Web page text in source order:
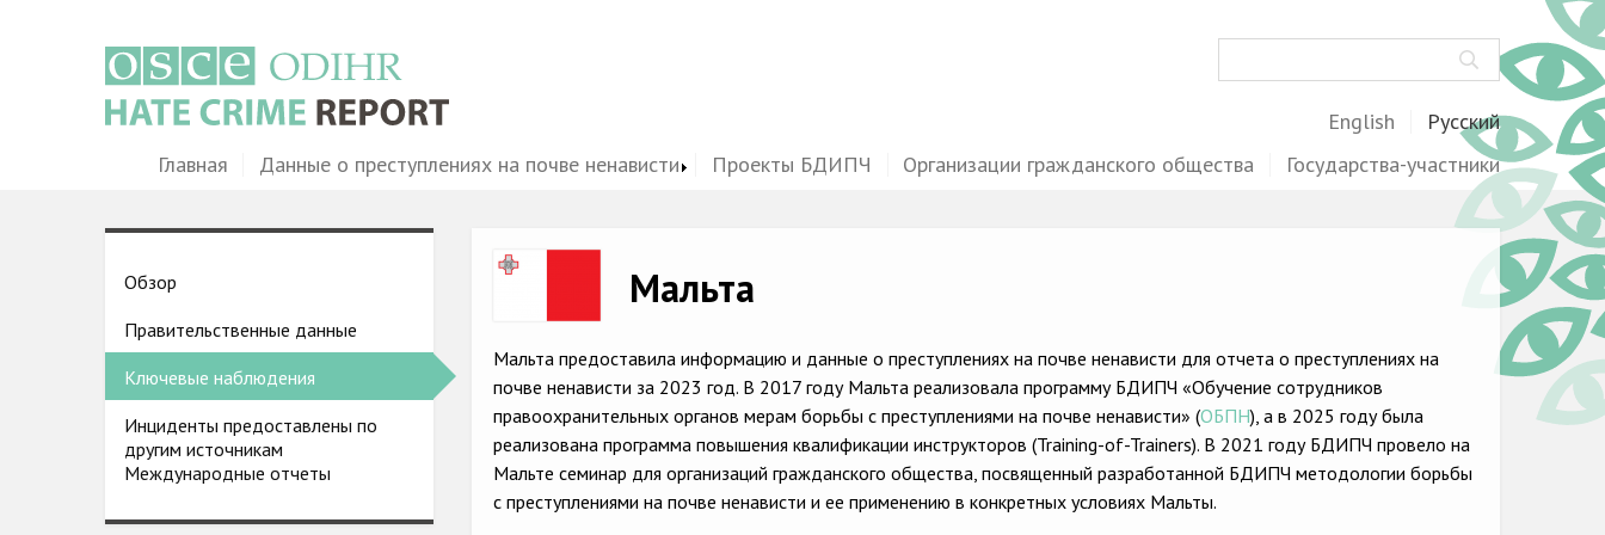
English Русский
MainГлавная Данные о преступлениях на почве ненависти Проекты БДИПЧ Организации гражданского общества Государства-участники
Country
menu
Обзор
Правительственные данные
Ключевые наблюдения
Инциденты предоставлены по
другим источникам
Международные отчеты
Image
Мальта
Мальта предоставила информацию и данные о преступлениях на почве ненависти для отчета о преступлениях на
почве ненависти за 2023 год. В 2017 году Мальта реализовала программу БДИПЧ «Обучение сотрудников
правоохранительных органов мерам борьбы с преступлениями на почве ненависти» (ОБПН), а в 2025 году была
реализована программа повышения квалификации инструкторов (Training-of-Trainers). В 2021 году БДИПЧ провело на
Мальте семинар для организаций гражданского общества, посвященный разработанной БДИПЧ методологии борьбы
с преступлениями на почве ненависти и ее применению в конкретных условиях Мальты.